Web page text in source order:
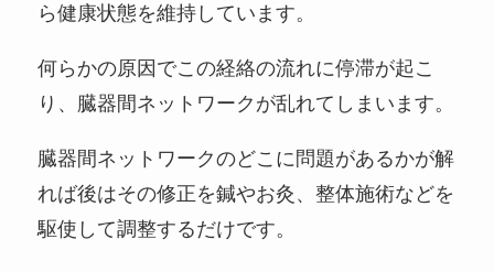
ら健康状態を維持しています。
何らかの原因でこの経絡の流れに停滞が起こ
り、臓器間ネットワークが乱れてしまいます。
臓器間ネットワークのどこに問題があるかが解
れば後はその修正を鍼やお灸、整体施術などを
駆使して調整するだけです。